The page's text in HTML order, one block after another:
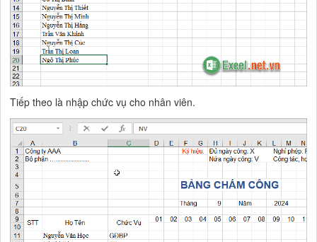
Tiếp theo là nhập chức vụ cho nhân viên.